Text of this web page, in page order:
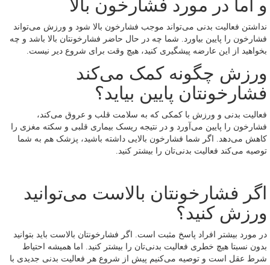
و اما در مورد فشارخون بالا
نداشتن فعالیت بدنی می‌تواند موجب فشارخون بالا شود و ورزش می‌تواند
فشارخون را پایین بیاورد. شما چه در حال حاضر فشارخونتان بالا باشد و چه
بخواهید از این عارضه پیشگیری کنید، هیچ وقت برای شروع دیر نیست.
ورزش چگونه کمک می‌کند
فشارخونتان پایین بیاید؟
فعالیت بدنی و ورزش با کمکی که به سلامت قلب و عروق می‌کند،
فشارخون را پایین می‌آورد و در نتیجه ریسک بیماری قلبی و سکته مغزی را
کاهش می‌دهد. اگر شما فشارخون بالایی داشته باشید، پزشک هم به شما
توصیه می‌کند فعالیت بدنی‌تان را بیشتر کنید.
اگر فشارخونتان بالاست می‌توانید
ورزش کنید؟
در مورد بیشتر افراد پاسخ مثبت است. اگر فشارخونتان بالاست باید بتوانید
بدون نسبتا هیچ خطری فعالیت بدنی‌تان را بیشتر کنید. اما همیشه احتیاط
شرط عقل است و توصیه می‌کنیم پیش از شروع هر فعالیت بدنی جدیدی با